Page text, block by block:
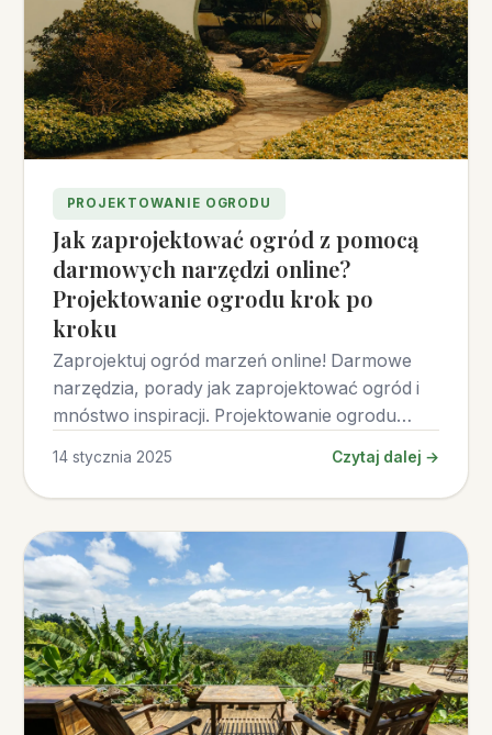
PROJEKTOWANIE OGRODU
Jak zaprojektować ogród z pomocą
darmowych narzędzi online?
Projektowanie ogrodu krok po
kroku
Zaprojektuj ogród marzeń online! Darmowe
narzędzia, porady jak zaprojektować ogród i
mnóstwo inspiracji. Projektowanie ogrodu
14 stycznia 2025 Czytaj dalej →